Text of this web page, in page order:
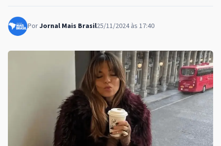
PorJornal Mais Brasil25/11/2024 às 17:40